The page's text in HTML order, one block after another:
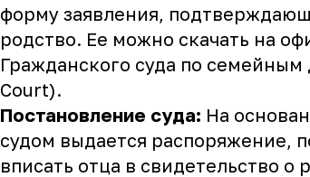
форму заявления,
родство. Ее можно скачать на
Гражданского суда по семейным
Court).
Постановление суда: На
судом выдается распоряжение,
вписать отца в свидетельство о